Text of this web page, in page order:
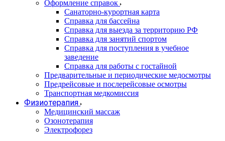
Оформление справок
Санаторно-курортная карта
Справка для бассейна
Справка для выезда за территорию РФ
Справка для занятий спортом
Справка для поступления в учебное
заведение
Справка для работы с гостайной
Предварительные и периодические медосмотры
Предрейсовые и послерейсовые осмотры
Транспортная медкомиссия
Физиотерапия
Медицинский массаж
Озонотерапия
Электрофорез